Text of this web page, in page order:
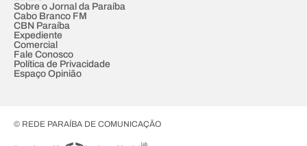
Sobre o Jornal da Paraíba
Cabo Branco FM
CBN Paraíba
Expediente
Comercial
Fale Conosco
Política de Privacidade
Espaço Opinião
© REDE PARAÍBA DE COMUNICAÇÃO